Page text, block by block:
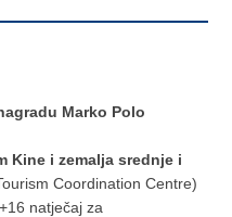
Marko Polo
Kine i zemalja srednje i
Coordination Centre)
natječaj za